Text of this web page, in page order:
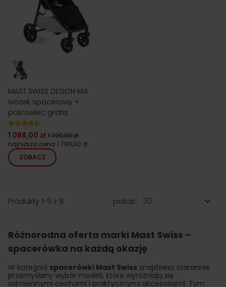
MAST SWISS DESIGN M4
wózek spacerowy +
pokrowiec gratis
1 088,00 zł 1 790,00 zł
najniższa cena 1 790,00 zł
ZOBACZ
Produkty 1-9 z 9
pokaż:
Różnorodna oferta marki Mast Swiss –
spacerówka na każdą okazję
W kategorii spacerówki Mast Swiss znajdziesz starannie
przemyślany wybór modeli, które wyróżniają się
odmiennymi cechami i praktycznymi akcesoriami. Tym